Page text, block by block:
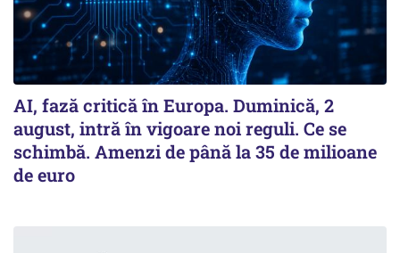
AI, fază critică în Europa. Duminică, 2
august, intră în vigoare noi reguli. Ce se
schimbă. Amenzi de până la 35 de milioane
de euro